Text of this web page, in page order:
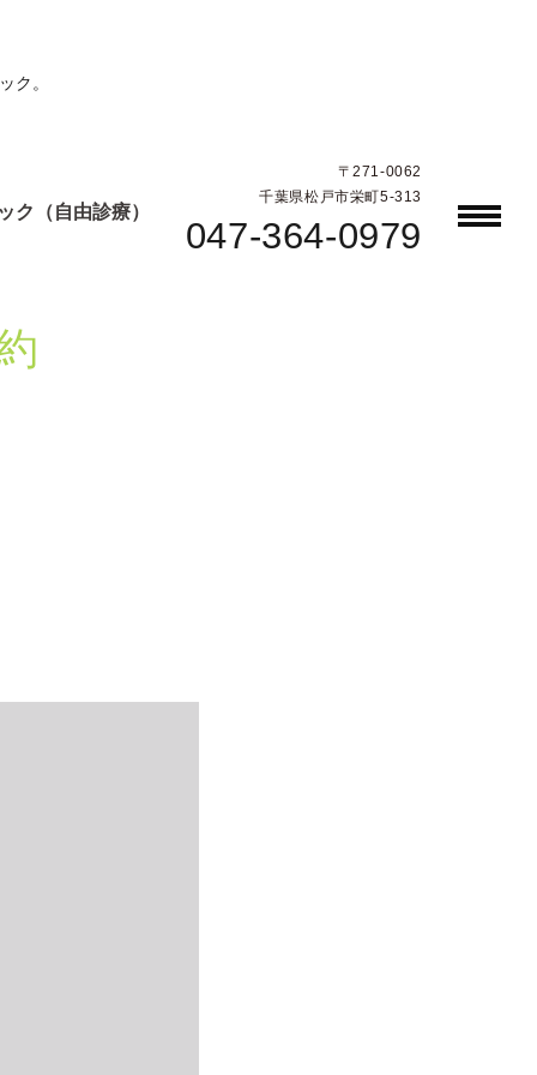
ク。
ク（自由診療）
〒271-0062
千葉県松戸市栄町5-313
047-364-0979